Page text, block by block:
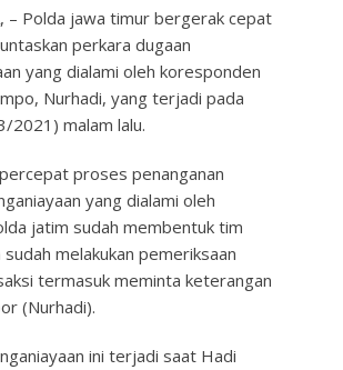
– Polda jawa timur bergerak cepat
perkara dugaan
yang dialami oleh koresponden
Nurhadi, yang terjadi pada
2021) malam lalu.
proses penanganan
yang dialami oleh
jatim sudah membentuk tim
sudah melakukan pemeriksaan
termasuk meminta keterangan
(Nurhadi).
ini terjadi saat Hadi